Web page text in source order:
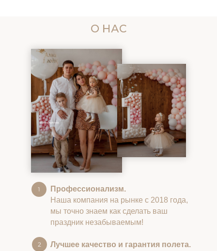
О НАС
Профессионализм.
Наша компания на рынке с 2018 года,
мы точно знаем как сделать ваш
праздник незабываемым!
Лучшее качество и гарантия полета.